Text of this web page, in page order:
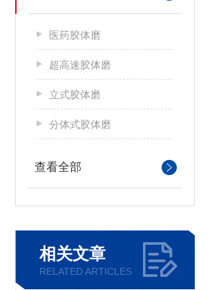
医药胶体磨
超高速胶体磨
立式胶体磨
分体式胶体磨
查看全部
相关文章
RELATED ARTICLES